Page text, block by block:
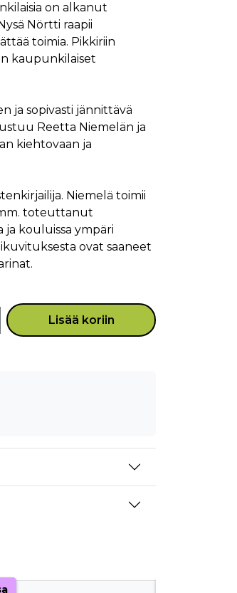
on alkanut
Nörtti raapii
toimia. Pikkiriin
kaupunkilaiset
ja sopivasti jännittävä
Reetta Niemelän ja
kiehtovaan ja
Niemelä toimii
toteuttanut
ja kouluissa ympäri
ovat saaneet
Lisää koriin